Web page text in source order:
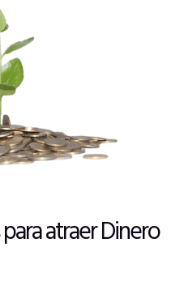
atraer Dinero